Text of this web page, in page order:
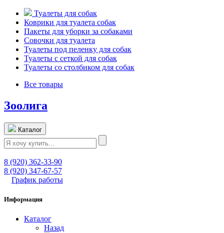
Туалеты для собак
Коврики для туалета собак
Пакеты для уборки за собаками
Совочки для туалета
Туалеты под пеленку для собак
Туалеты с сеткой для собак
Туалеты со столбиком для собак
Все товары
Зоолига
Каталог
8 (920) 362-33-90
8 (920) 347-67-57
График работы
Информация
Каталог
Назад